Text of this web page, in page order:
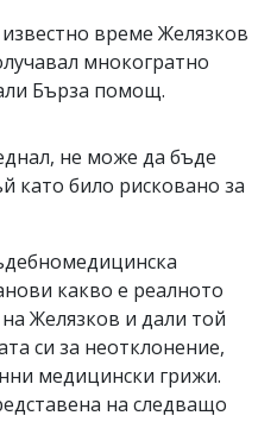
време Желязков
мнокогратно
Бърза помощ.
не може да бъде
като било рисковано за
какво е реалното
Желязков и дали той
си за неотклонение,
медицински грижи.
на следващо